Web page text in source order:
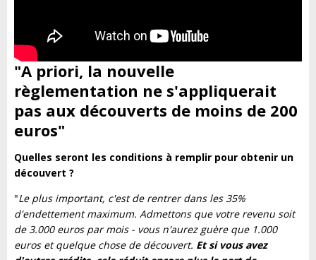
"A priori, la nouvelle
règlementation ne s'appliquerait
pas aux découverts de moins de 200
euros"
Quelles seront les conditions à remplir pour obtenir un
découvert ?
"Le plus important, c'est de rentrer dans les 35%
d'endettement maximum. Admettons que votre revenu soit
de 3.000 euros par mois - vous n'aurez guère que 1.000
euros et quelque chose de découvert. Et si vous avez